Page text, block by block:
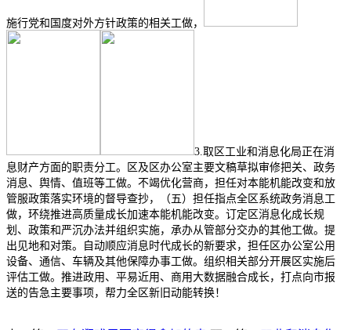
施行党和国度对外方针政策的相关工做，
3.取区工业和消息化局正在消
息财产方面的职责分工。区及区办公室主要文稿草拟审修把关、政务
消息、舆情、值班等工做。不竭优化营商，担任对本能机能改变和放
管服政策落实环境的督导查抄，（五）担任指点全区系统政务消息工
做，环绕推进高质量成长加速本能机能改变。订定区消息化成长规
划、政策和严沉办法并组织实施，承办从管部分交办的其他工做。提
出见地和对策。自动顺应消息时代成长的新要求，担任区办公室公用
设备、通信、车辆及其他保障办事工做。组织相关部分开展区实施后
评估工做。推进政用、平易近用、商用大数据融合成长，打点向市报
送的告急主要事项，帮力全区新旧动能转换！